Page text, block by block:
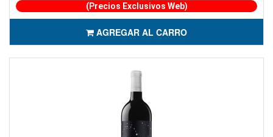
(Precios Exclusivos Web)
AGREGAR AL CARRO